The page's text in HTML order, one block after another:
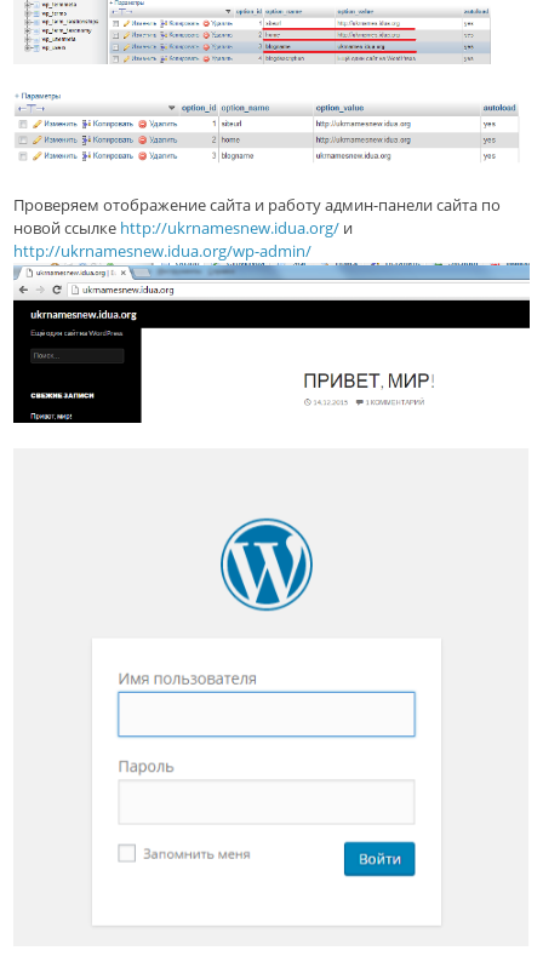
Проверяем отображение сайта и работу админ-панели сайта по
новой ссылке http://ukrnamesnew.idua.org/ и
http://ukrnamesnew.idua.org/wp-admin/